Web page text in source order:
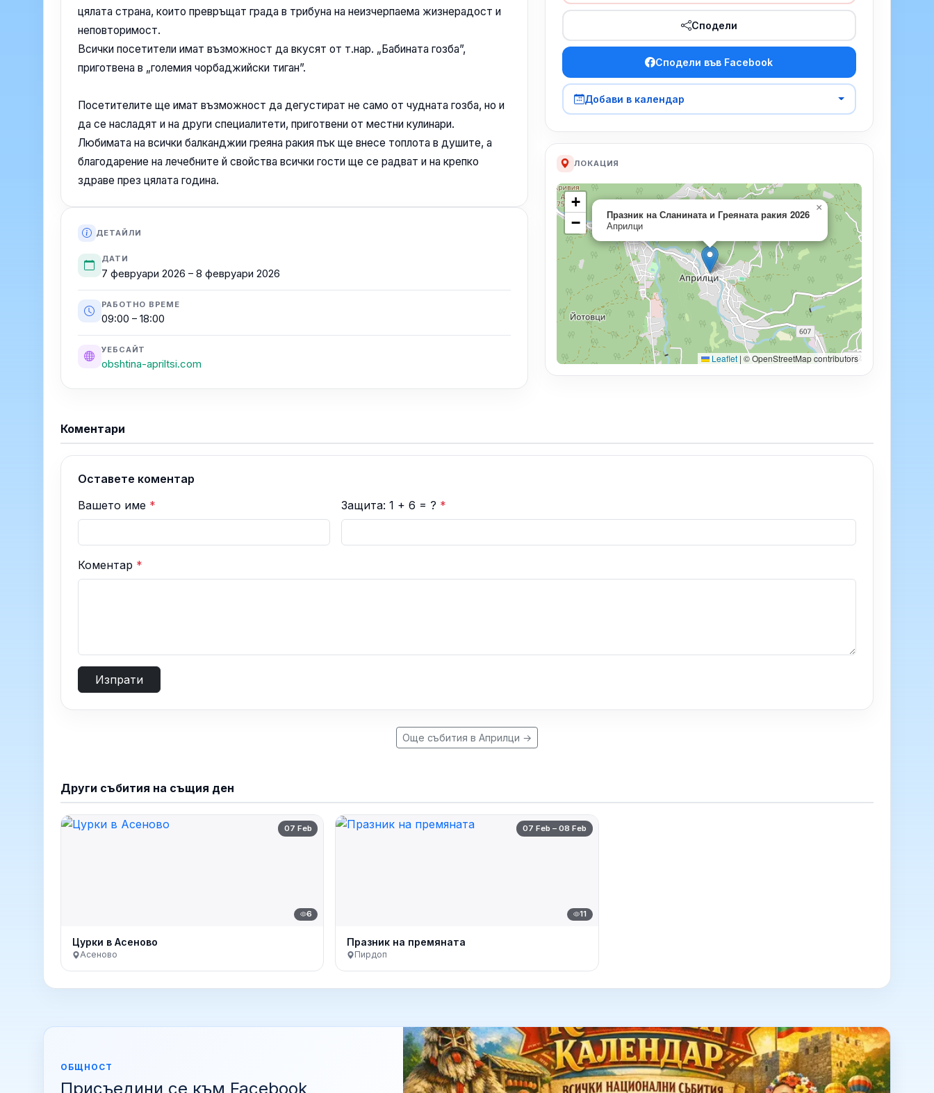
цялата страна, които превръщат града в трибуна на неизчерпаема жизнерадост и
неповторимост.
Всички посетители имат възможност да вкусят от т.нар. „Бабината гозба”,
приготвена в „големия чорбаджийски тиган”.
Посетителите ще имат възможност да дегустират не само от чудната гозба, но и
да се насладят и на други специалитети, приготвени от местни кулинари.
Любимата на всички балканджии греяна ракия пък ще внесе топлота в душите, а
благодарение на лечебните й свойства всички гости ще се радват и на крепко
здраве през цялата година.
ДЕТАЙЛИ
ДАТИ
7 февруари 2026 – 8 февруари 2026
РАБОТНО ВРЕМЕ
09:00 – 18:00
УЕБСАЙТ
obshtina-apriltsi.com
Сподели
Сподели във Facebook
Добави в календар
ЛОКАЦИЯ
Празник на Сланината и Греяната ракия 2026
Априлци
×
+
−
Leaflet | © OpenStreetMap contributors
Коментари
Оставете коментар
Вашето име * Защита: 1 + 6 = ? *
Коментар *
Изпрати
Още събития в Априлци →
Други събития на същия ден
07 Feb
6
Цурки в Асеново
Асеново
07 Feb – 08 Feb
11
Празник на премяната
Пирдоп
ОБЩНОСТ
Присъедини се към Facebook